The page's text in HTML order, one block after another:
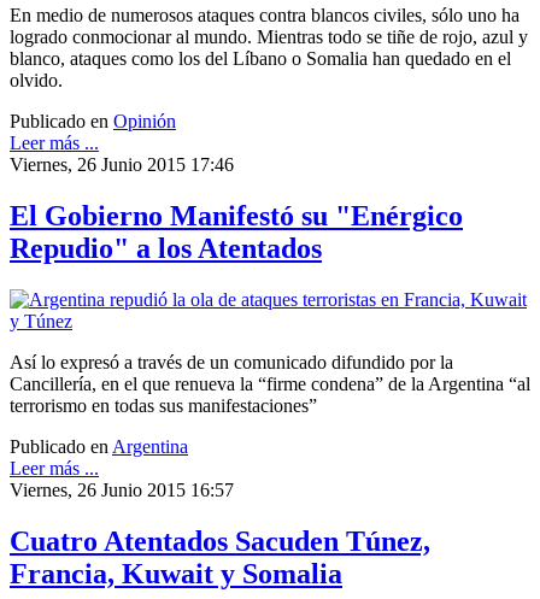
En medio de numerosos ataques contra blancos civiles, sólo uno ha
logrado conmocionar al mundo. Mientras todo se tiñe de rojo, azul y
blanco, ataques como los del Líbano o Somalia han quedado en el
olvido.
Publicado en Opinión
Leer más ...
Viernes, 26 Junio 2015 17:46
El Gobierno Manifestó su "Enérgico
Repudio" a los Atentados
Así lo expresó a través de un comunicado difundido por la
Cancillería, en el que renueva la “firme condena” de la Argentina “al
terrorismo en todas sus manifestaciones”
Publicado en Argentina
Leer más ...
Viernes, 26 Junio 2015 16:57
Cuatro Atentados Sacuden Túnez,
Francia, Kuwait y Somalia